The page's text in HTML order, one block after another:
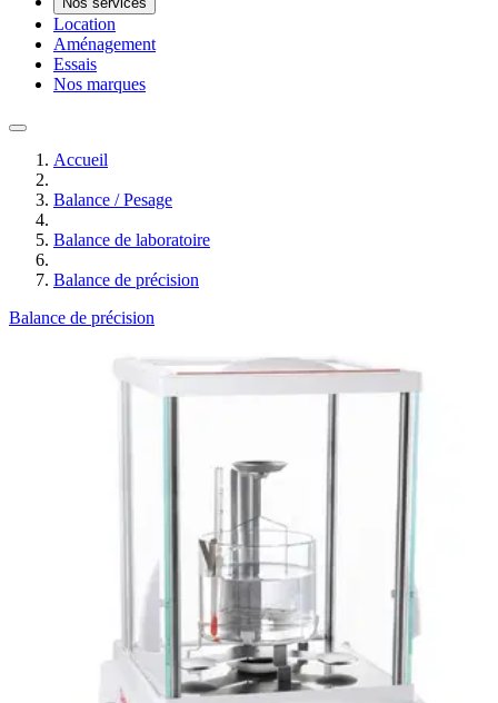
Location
Aménagement
Essais
Nos marques
Accueil
Balance / Pesage
Balance de laboratoire
Balance de précision
Balance de précision